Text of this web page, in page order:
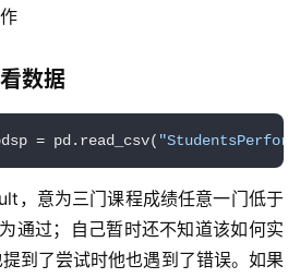
数据
= pd.read_csv(
，意为三门课程成绩任意一门低于
通过；自己暂时还不知道该如何实
到了尝试时他也遇到了错误。如果